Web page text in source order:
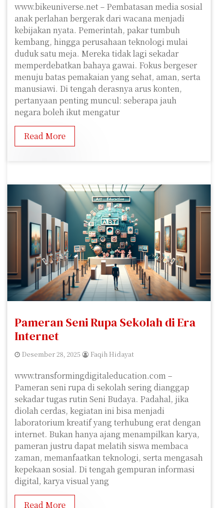
www.bikeuniverse.net – Pembatasan media sosial
anak perlahan bergerak dari wacana menjadi
kebijakan nyata. Pemerintah, pakar tumbuh
kembang, hingga perusahaan teknologi mulai
duduk satu meja. Mereka tidak lagi sekadar
memperdebatkan bahaya gawai. Fokus bergeser
menuju batas pemakaian yang sehat, aman, serta
manusiawi. Di tengah derasnya arus konten,
pertanyaan penting muncul: seberapa jauh
negara boleh ikut mengatur
Read More
Pameran Seni Rupa Sekolah di Era
Internet
Desember 28, 2025 Faqih Hidayat
www.transformingdigitaleducation.com –
Pameran seni rupa di sekolah sering dianggap
sekadar tugas rutin Seni Budaya. Padahal, jika
diolah cerdas, kegiatan ini bisa menjadi
laboratorium kreatif yang terhubung erat dengan
internet. Bukan hanya ajang menampilkan karya,
pameran justru dapat melatih siswa membaca
zaman, memanfaatkan teknologi, serta mengasah
kepekaan sosial. Di tengah gempuran informasi
digital, karya visual yang
Read More